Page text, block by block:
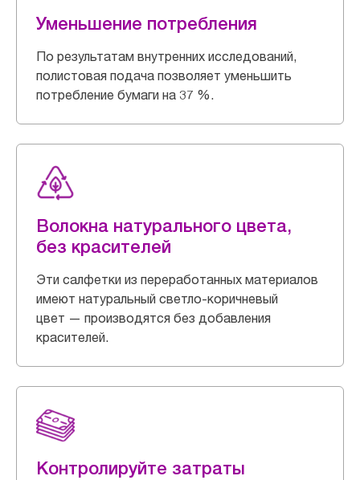
Уменьшение потребления
По результатам внутренних исследований,
полистовая подача позволяет уменьшить
потребление бумаги на 37 %.
Волокна натурального цвета,
без красителей
Эти салфетки из переработанных материалов
имеют натуральный светло-коричневый
цвет — производятся без добавления
красителей.
Контролируйте затраты